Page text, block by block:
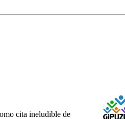
cita ineludible de